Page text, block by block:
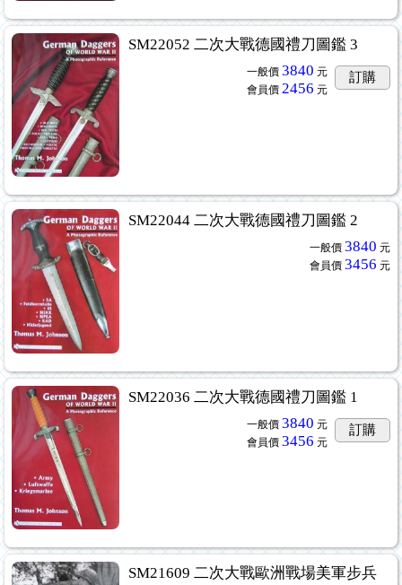
SM22052 二次大戰德國禮刀圖鑑 3
一般價 3840 元
會員價 2456 元
訂購
SM22044 二次大戰德國禮刀圖鑑 2
一般價 3840 元
會員價 3456 元
SM22036 二次大戰德國禮刀圖鑑 1
一般價 3840 元
會員價 3456 元
訂購
SM21609 二次大戰歐洲戰場美軍步兵